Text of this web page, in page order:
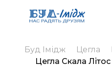
Буд Імідж Цегла
Цегла Скала